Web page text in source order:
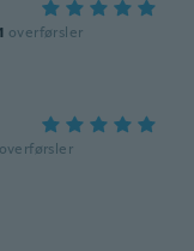
overførsler
overførsler